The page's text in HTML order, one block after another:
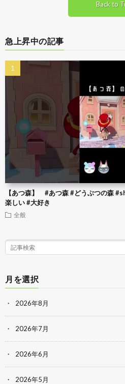
Back to
急上昇中の記事
【あつ森】 #あつ森 #どうぶつの森
楽しい #大好き
全般
月を選択
2026年8月
2026年7月
2026年6月
2026年5月